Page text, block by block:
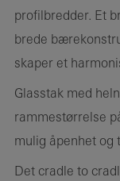
profilbredder. Et
brede
skaper et
Glasstak med
rammestørrelse
mulig åpenhet og
Det cradle to